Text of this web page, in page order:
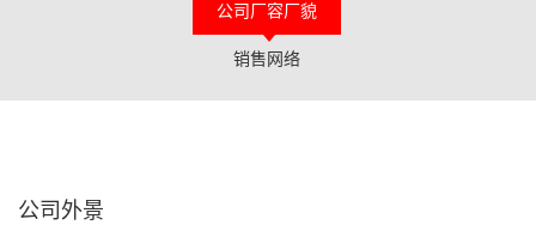
公司厂容厂貌
销售网络
公司外景